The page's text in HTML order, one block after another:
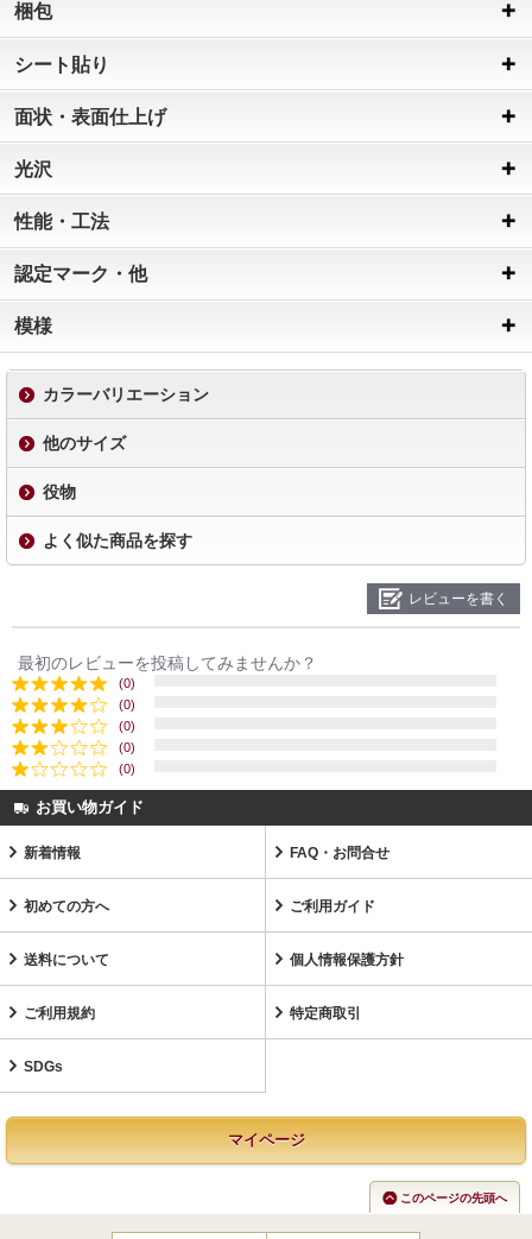
梱包
シート貼り
面状・表面仕上げ
光沢
性能・工法
認定マーク・他
模様
カラーバリエーション
他のサイズ
役物
よく似た商品を探す
レビューを書く
最初のレビューを投稿してみませんか？
(0)
(0)
(0)
(0)
(0)
お買い物ガイド
新着情報 FAQ・お問合せ
初めての方へ ご利用ガイド
送料について 個人情報保護方針
ご利用規約 特定商取引
SDGs
マイページ
このページの先頭へ